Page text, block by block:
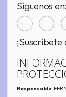
Síguenos en:
Responsable: